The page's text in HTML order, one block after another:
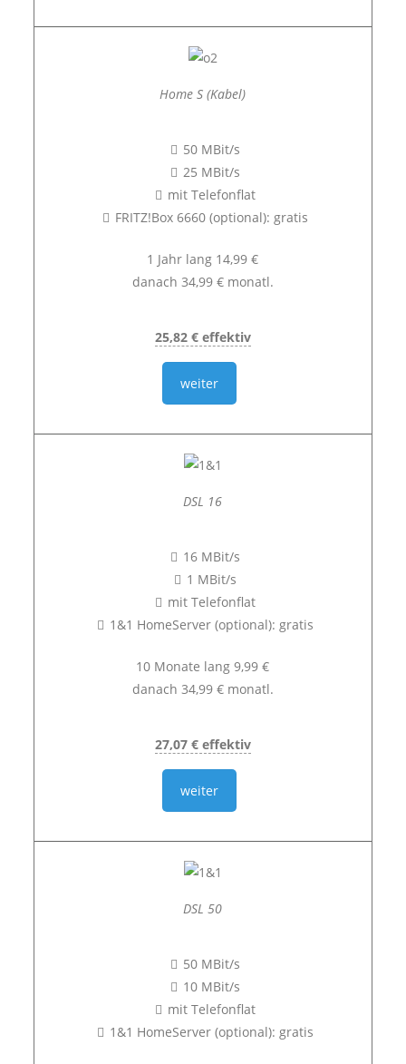
Home S (Kabel)
50 MBit/s
25 MBit/s
mit Telefonflat
FRITZ!Box 6660 (optional): gratis
1 Jahr lang 14,99 €
danach 34,99 € monatl.
25,82 € effektiv
weiter
DSL 16
16 MBit/s
1 MBit/s
mit Telefonflat
1&1 HomeServer (optional): gratis
10 Monate lang 9,99 €
danach 34,99 € monatl.
27,07 € effektiv
weiter
DSL 50
50 MBit/s
10 MBit/s
mit Telefonflat
1&1 HomeServer (optional): gratis